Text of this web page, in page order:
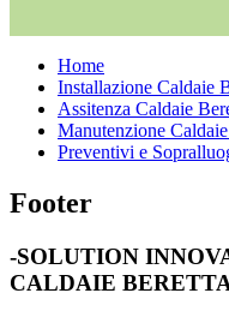
Home
Installazione Caldaie
Assitenza Caldaie
Manutenzione
Preventivi e
Footer
-SOLUTION
CALDAIE